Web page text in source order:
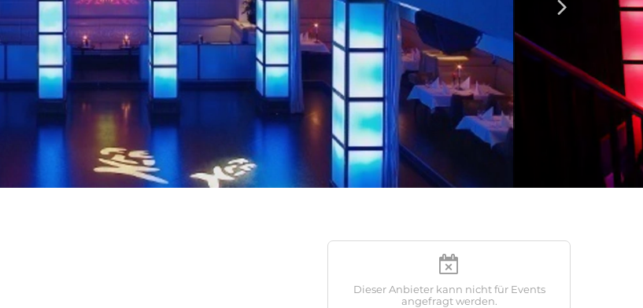
Dieser Anbieter kann nicht für Events
angefragt werden.